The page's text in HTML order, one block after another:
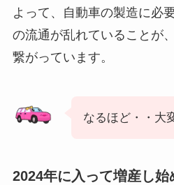
よって、自動車の製造に必
の流通が乱れていることが
繋がっています。
なるほど・・大
2024年に入って増産し始